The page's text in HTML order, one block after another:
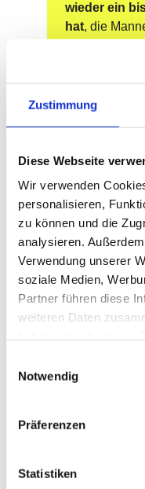
Zustimmung
Diese Webseite
Wir verwenden
personalisieren,
zu können und die
analysieren.
Verwendung unserer
soziale Medien,
Partner führen diese
weiteren Daten
Notwendig
Präferenzen
Statistiken
wieder ein
hat, die
umgehen
drauf
Namens
Auch wenn
knapp wird
immer wieder
Maschinen,
und
gut gekühlte